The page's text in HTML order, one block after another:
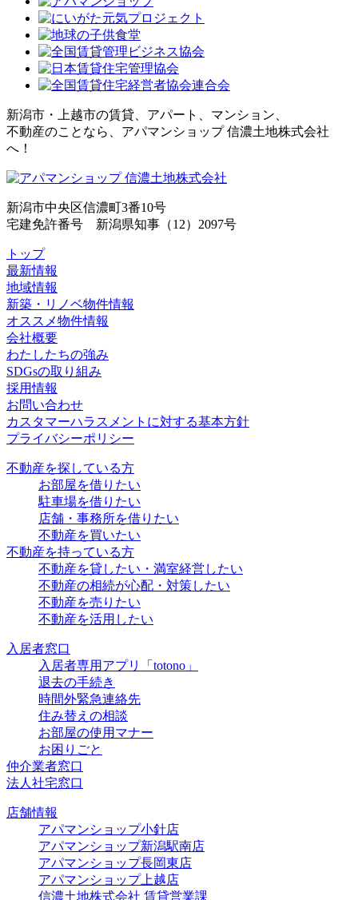
新潟市・上越市の賃貸、アパート、マンション、
不動産のことなら、アパマンショップ 信濃土地株式会社
へ！
新潟市中央区信濃町3番10号
宅建免許番号 新潟県知事（12）2097号
トップ
最新情報
地域情報
新築・リノベ物件情報
オススメ物件情報
会社概要
わたしたちの強み
SDGsの取り組み
採用情報
お問い合わせ
カスタマーハラスメントに対する基本方針
プライバシーポリシー
不動産を探している方
お部屋を借りたい
駐車場を借りたい
店舗・事務所を借りたい
不動産を買いたい
不動産を持っている方
不動産を貸したい・満室経営したい
不動産の相続が心配・対策したい
不動産を売りたい
不動産を活用したい
入居者窓口
入居者専用アプリ「totono」
退去の手続き
時間外緊急連絡先
住み替えの相談
お部屋の使用マナー
お困りごと
仲介業者窓口
法人社宅窓口
店舗情報
アパマンショップ小針店
アパマンショップ新潟駅南店
アパマンショップ長岡東店
アパマンショップ上越店
信濃土地株式会社 賃貸営業課